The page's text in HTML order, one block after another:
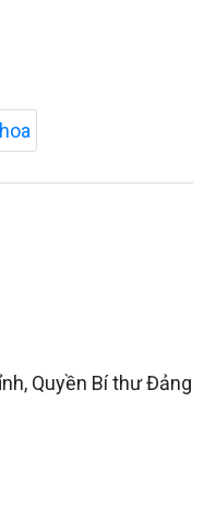
Quyền Bí thư Đảng